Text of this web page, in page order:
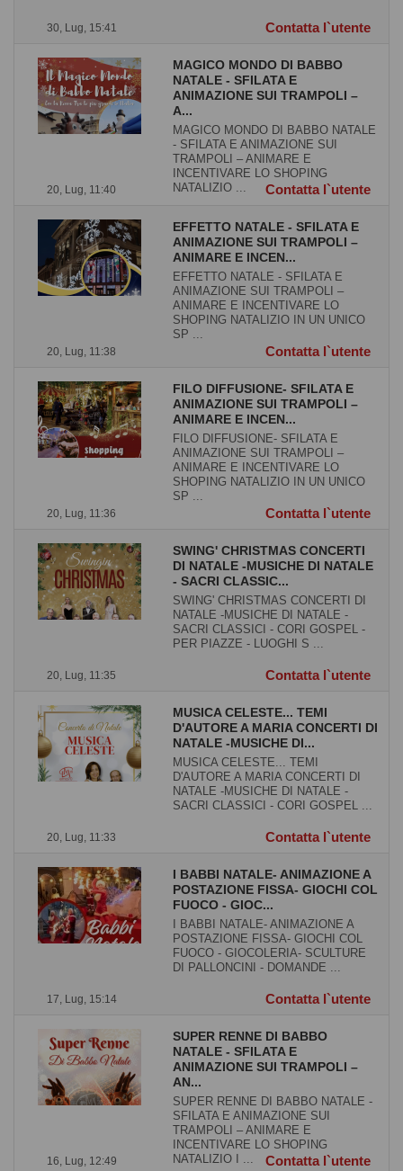
30, Lug, 15:41 Contatta l`utente
20, Lug, 11:40
MAGICO MONDO DI BABBO
NATALE - SFILATA E
ANIMAZIONE SUI TRAMPOLI –
A...
MAGICO MONDO DI BABBO NATALE
- SFILATA E ANIMAZIONE SUI
TRAMPOLI – ANIMARE E
INCENTIVARE LO SHOPING
NATALIZIO ...
Contatta l`utente
20, Lug, 11:38
EFFETTO NATALE - SFILATA E
ANIMAZIONE SUI TRAMPOLI –
ANIMARE E INCEN...
EFFETTO NATALE - SFILATA E
ANIMAZIONE SUI TRAMPOLI –
ANIMARE E INCENTIVARE LO
SHOPING NATALIZIO IN UN UNICO
SP ...
Contatta l`utente
20, Lug, 11:36
FILO DIFFUSIONE- SFILATA E
ANIMAZIONE SUI TRAMPOLI –
ANIMARE E INCEN...
FILO DIFFUSIONE- SFILATA E
ANIMAZIONE SUI TRAMPOLI –
ANIMARE E INCENTIVARE LO
SHOPING NATALIZIO IN UN UNICO
SP ...
Contatta l`utente
20, Lug, 11:35
SWING' CHRISTMAS CONCERTI
DI NATALE -MUSICHE DI NATALE
- SACRI CLASSIC...
SWING' CHRISTMAS CONCERTI DI
NATALE -MUSICHE DI NATALE -
SACRI CLASSICI - CORI GOSPEL -
PER PIAZZE - LUOGHI S ...
Contatta l`utente
20, Lug, 11:33
MUSICA CELESTE... TEMI
D'AUTORE A MARIA CONCERTI DI
NATALE -MUSICHE DI...
MUSICA CELESTE... TEMI
D'AUTORE A MARIA CONCERTI DI
NATALE -MUSICHE DI NATALE -
SACRI CLASSICI - CORI GOSPEL ...
Contatta l`utente
17, Lug, 15:14
I BABBI NATALE- ANIMAZIONE A
POSTAZIONE FISSA- GIOCHI COL
FUOCO - GIOC...
I BABBI NATALE- ANIMAZIONE A
POSTAZIONE FISSA- GIOCHI COL
FUOCO - GIOCOLERIA- SCULTURE
DI PALLONCINI - DOMANDE ...
Contatta l`utente
16, Lug, 12:49
SUPER RENNE DI BABBO
NATALE - SFILATA E
ANIMAZIONE SUI TRAMPOLI –
AN...
SUPER RENNE DI BABBO NATALE -
SFILATA E ANIMAZIONE SUI
TRAMPOLI – ANIMARE E
INCENTIVARE LO SHOPING
NATALIZIO I ...
Contatta l`utente